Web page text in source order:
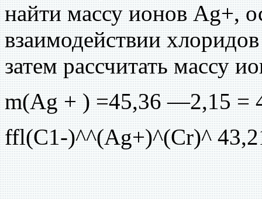
найти массу ионов Ag+,
взаимодействии
затем рассчитать массу
m(Ag + ) =45,36 —2,15 =
ffl(C1-)^^(Ag+)^(Cr)^